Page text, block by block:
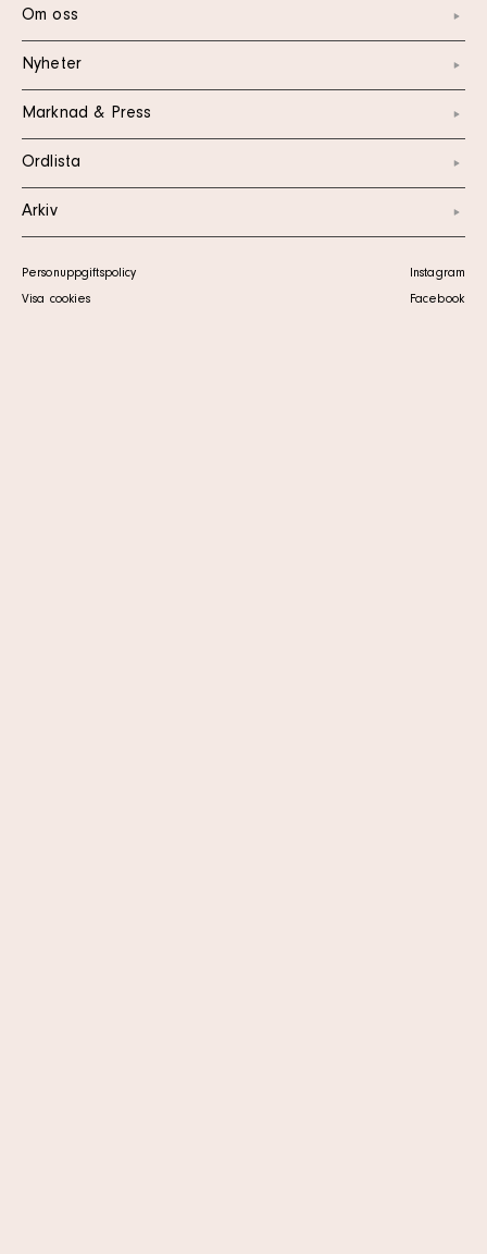
Om oss
Nyheter
Marknad & Press
Ordlista
Arkiv
Personuppgiftspolicy
Visa cookies
Instagram
Facebook